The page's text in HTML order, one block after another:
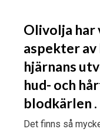
Olivolja har
aspekter
hjärnans
hud- och
blodkärlen .
Det finns så